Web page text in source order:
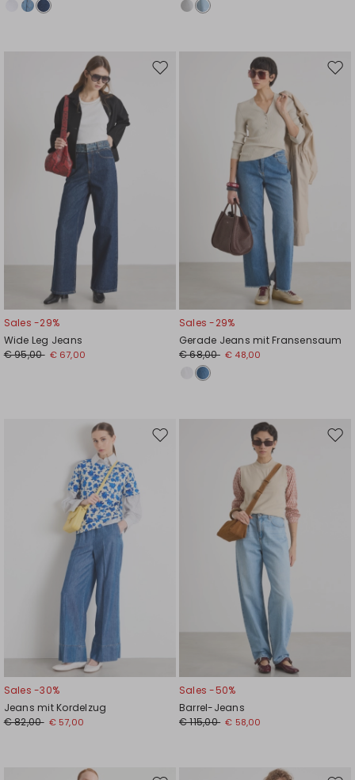
Auf
Sales -29%
Wide Leg Jeans
€ 95,00 € 67,00
Auf
Sales -29%
Gerade Jeans mit Fransensaum
€ 68,00 € 48,00
Auf
Sales -30%
Jeans mit Kordelzug
€ 82,00 € 57,00
Auf
Sales -50%
Barrel-Jeans
€ 115,00 € 58,00